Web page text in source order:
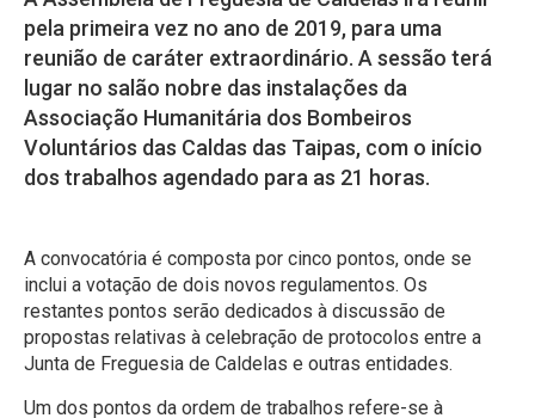
pela primeira vez no ano de 2019, para uma
reunião de caráter extraordinário. A sessão terá
lugar no salão nobre das instalações da
Associação Humanitária dos Bombeiros
Voluntários das Caldas das Taipas, com o início
dos trabalhos agendado para as 21 horas.
A convocatória é composta por cinco pontos, onde se
inclui a votação de dois novos regulamentos. Os
restantes pontos serão dedicados à discussão de
propostas relativas à celebração de protocolos entre a
Junta de Freguesia de Caldelas e outras entidades.
Um dos pontos da ordem de trabalhos refere-se à